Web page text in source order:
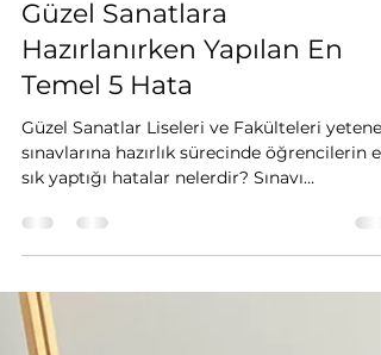
30 Tem
2 dakikada okunur
Güzel Sanatlara
Temel 5 Hata
Güzel Sanatlar Liseleri ve Fakülteleri yetenek
sık yaptığı hatalar nelerdir? Sınavı
kazanmanın püf noktaları.